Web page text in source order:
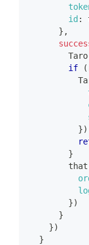
id :
} ,
Taro
if
(
})
}
        that
})
}
})
}